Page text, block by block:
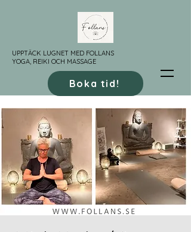
UPPTÄCK LUGNET MED FOLLANS
YOGA, REIKI OCH MASSAGE
Boka tid!